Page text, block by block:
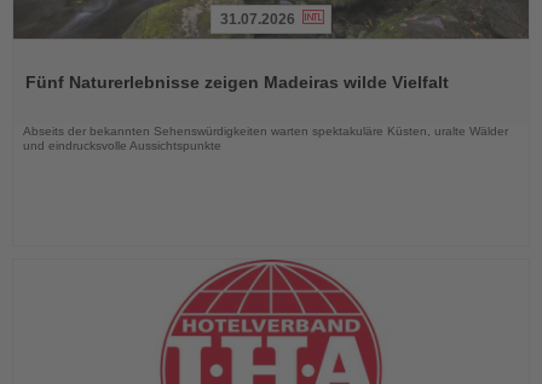
die
31.07.2026
Fünf Naturerlebnisse zeigen Madeiras wilde Vielfalt
Abseits der bekannten Sehenswürdigkeiten warten spektakuläre Küsten, uralte Wälder
und eindrucksvolle Aussichtspunkte